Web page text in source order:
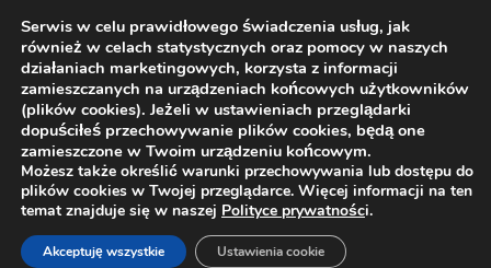
Strona główna Sklep
Blaty
Blat roboczy EGGER F104 ST2 Marmur Latina 4100×600 gr.
Serwis w celu prawidłowego świadczenia usług, jak
również w celach statystycznych oraz pomocy w naszych
działaniach marketingowych, korzysta z informacji
zamieszczanych na urządzeniach końcowych użytkowników
(plików cookies). Jeżeli w ustawieniach przeglądarki
dopuściłeś przechowywanie plików cookies, będą one
zamieszczone w Twoim urządzeniu końcowym.
Możesz także określić warunki przechowywania lub dostępu do
plików cookies w Twojej przeglądarce. Więcej informacji na ten
temat znajduje się w naszej Polityce prywatności.
Akceptuję wszystkie Ustawienia cookie